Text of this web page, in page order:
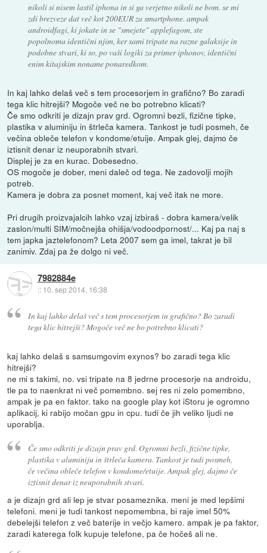
nikoli si nisem lastil iphona in si ga verjetno nikoli ne bom. se mi
zdi brezveze dat več kot 200EUR za smartphone. ampak
androidfagi, ki jokate in se "smejete" applefagom, ste
popolnoma identični njim, ker sami tripate na razne galaksije in
podobne stvari, ki so, po vaši logiki za primer iphonov, identični
enim kitajskim noname ponaredkom.
In kaj lahko delaš več s tem procesorjem in grafično? Bo zaradi
tega klic hitrejši? Mogoče več ne bo potrebno klicati?
Če smo odkriti je dizajn prav grd. Ogromni bezli, fizične tipke,
plastika v aluminiju in štrleča kamera. Tankost je tudi posmeh, če
večina obleče telefon v kondome/etuije. Ampak glej, dajmo če
iztisnit denar iz neuporabnih stvari.
Displej je za en kurac. Dobesedno.
OS mogoče je dober, meni daleč od tega. Ne zadovolji mojih
potreb.
Kamera je dobra za posnet moment, kaj več itak ne more.
Pri drugih proizvajalcih lahko vzaj izbiraš - dobra kamera/velik
zaslon/multi SIM/močnejša ohišja/vodoodpornost/... Kaj pa naj s
tem japka jaztelefonom? Leta 2007 sem ga imel, takrat je bil
zanimiv. Zdaj pa že dolgo ni več.
7982884e
:: 10. sep 2014, 16:38
In kaj lahko delaš več s tem procesorjem in grafično? Bo zaradi
tega klic hitrejši? Mogoče več ne bo potrebno klicati?
kaj lahko delaš s samsumgovim exynos? bo zaradi tega klic
hitrejši?
ne mi s takimi, no. vsi tripate na 8 jedrne procesorje na androidu,
tle pa to naenkrat ni več pomembno. sej res ni zelo pomembno,
ampak je pa en faktor. tako na google play kot iStoru je ogromno
aplikacij, ki rabijo močan gpu in cpu. tudi če jih veliko ljudi ne
uporablja.
Če smo odkriti je dizajn prav grd. Ogromni bezli, fizične tipke,
plastika v aluminiju in štrleča kamera. Tankost je tudi posmeh,
če večina obleče telefon v kondome/etuije. Ampak glej, dajmo če
iztisnit denar iz neuporabnih stvari.
a je dizajn grd ali lep je stvar posameznika. meni je med lepšimi
telefoni. meni je tudi tankost nepomembna, bi raje imel 50%
debelejši telefon z več baterije in večjo kamero. ampak je pa faktor,
zaradi katerega folk kupuje telefone, pa če hočeš ali ne.